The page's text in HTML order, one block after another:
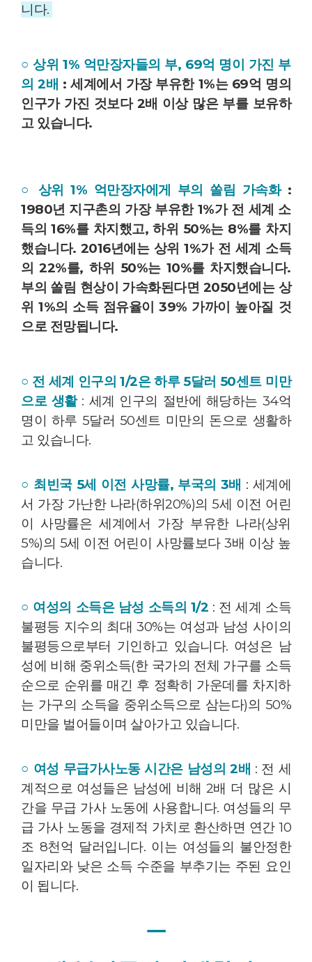
니다.
○ 상위 1% 억만장자들의 부, 69억 명이 가진 부
의 2배 : 세계에서 가장 부유한 1%는 69억 명의
인구가 가진 것보다 2배 이상 많은 부를 보유하
고 있습니다.
○ 상위 1% 억만장자에게 부의 쏠림 가속화 :
1980년 지구촌의 가장 부유한 1%가 전 세계 소
득의 16%를 차지했고, 하위 50%는 8%를 차지
했습니다. 2016년에는 상위 1%가 전 세계 소득
의 22%를, 하위 50%는 10%를 차지했습니다.
부의 쏠림 현상이 가속화된다면 2050년에는 상
위 1%의 소득 점유율이 39% 가까이 높아질 것
으로 전망됩니다.
○ 전 세계 인구의1/2은 하루 5달러 50센트 미만
으로 생활: 세계 인구의 절반에 해당하는 34억
명이 하루 5달러 50센트 미만의 돈으로 생활하
고 있습니다.
○ 최빈국 5세 이전 사망률, 부국의 3배 : 세계에
서 가장 가난한 나라(하위20%)의 5세 이전 어린
이 사망률은 세계에서 가장 부유한 나라(상위
5%)의 5세 이전 어린이 사망률보다 3배 이상 높
습니다.
○ 여성의 소득은 남성 소득의 1/2 : 전 세계 소득
불평등 지수의 최대 30%는 여성과 남성 사이의
불평등으로부터 기인하고 있습니다. 여성은 남
성에 비해 중위소득(한 국가의 전체 가구를 소득
순으로 순위를 매긴 후 정확히 가운데를 차지하
는 가구의 소득을 중위소득으로 삼는다)의 50%
미만을 벌어들이며 살아가고 있습니다.
○ 여성 무급가사노동 시간은 남성의 2배 : 전 세
계적으로 여성들은 남성에 비해 2배 더 많은 시
간을 무급 가사 노동에 사용합니다. 여성들의 무
급 가사 노동을 경제적 가치로 환산하면 연간 10
조 8천억 달러입니다. 이는 여성들의 불안정한
일자리와 낮은 소득 수준을 부추기는 주된 요인
이 됩니다.
ㅡ